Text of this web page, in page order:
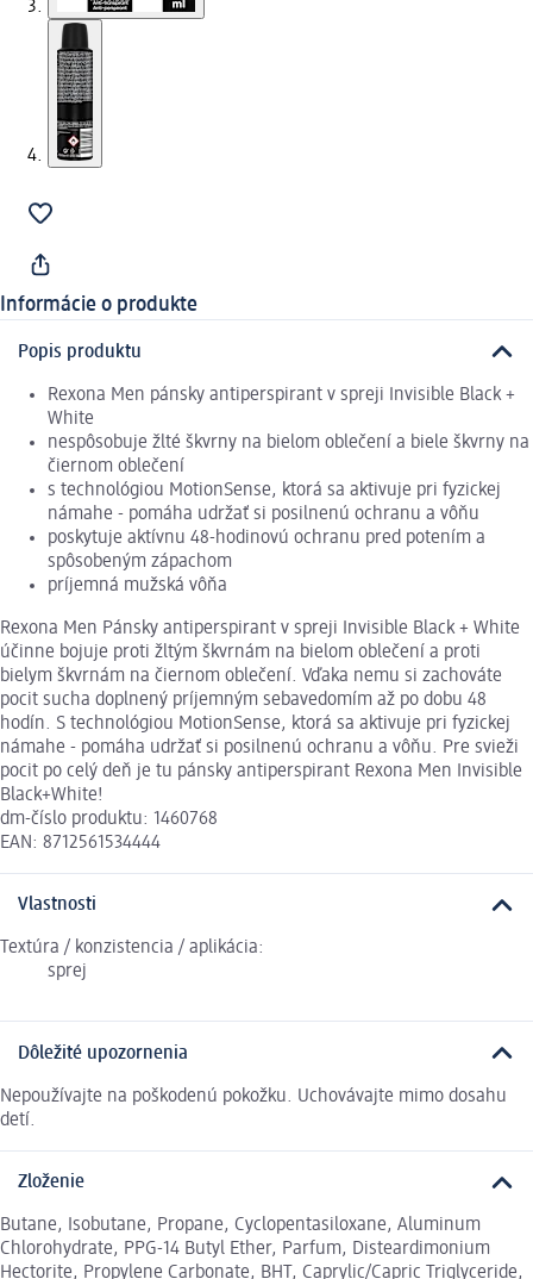
Informácie o produkte
Popis produktu
Rexona Men pánsky antiperspirant v spreji Invisible Black +
White
nespôsobuje žlté škvrny na bielom oblečení a biele škvrny na
čiernom oblečení
s technológiou MotionSense, ktorá sa aktivuje pri fyzickej
námahe - pomáha udržať si posilnenú ochranu a vôňu
poskytuje aktívnu 48-hodinovú ochranu pred potením a
spôsobeným zápachom
príjemná mužská vôňa
Rexona Men Pánsky antiperspirant v spreji Invisible Black + White
účinne bojuje proti žltým škvrnám na bielom oblečení a proti
bielym škvrnám na čiernom oblečení. Vďaka nemu si zachováte
pocit sucha doplnený príjemným sebavedomím až po dobu 48
hodín. S technológiou MotionSense, ktorá sa aktivuje pri fyzickej
námahe - pomáha udržať si posilnenú ochranu a vôňu. Pre svieži
pocit po celý deň je tu pánsky antiperspirant Rexona Men Invisible
Black+White!
dm-číslo produktu: 1460768
EAN: 8712561534444
Vlastnosti
Textúra / konzistencia / aplikácia:
sprej
Dôležité upozornenia
Nepoužívajte na poškodenú pokožku. Uchovávajte mimo dosahu
detí.
Zloženie
Butane, Isobutane, Propane, Cyclopentasiloxane, Aluminum
Chlorohydrate, PPG-14 Butyl Ether, Parfum, Disteardimonium
Hectorite, Propylene Carbonate, BHT, Caprylic/Capric Triglyceride,